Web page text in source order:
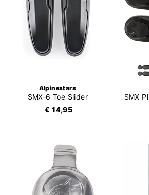
Alpinestars
SMX-6 Toe Slider
€ 14,95